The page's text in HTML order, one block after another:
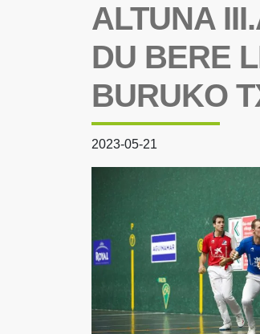
ALTUNA
DU BERE
BURUKO
2023-05-21